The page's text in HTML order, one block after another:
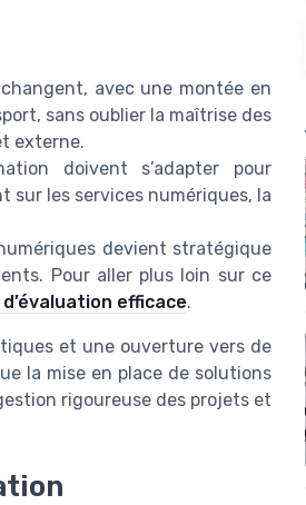
avec une montée en
sans oublier la maîtrise des
externe.
doivent s’adapter pour
sur les services numériques, la
devient stratégique
Pour aller plus loin sur ce
efficace.
et une ouverture vers de
la mise en place de solutions
rigoureuse des projets et